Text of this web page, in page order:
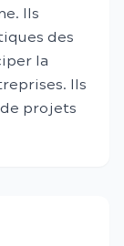
Ils
des
la
Ils
projets